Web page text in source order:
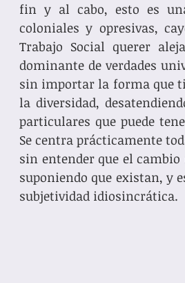
fin y al cabo, esto es
coloniales y opresivas,
Trabajo Social querer
dominante de verdades
sin importar la forma que
la diversidad,
particulares que puede
Se centra prácticamente
sin entender que el
suponiendo que existan, y
subjetividad idiosincrática.